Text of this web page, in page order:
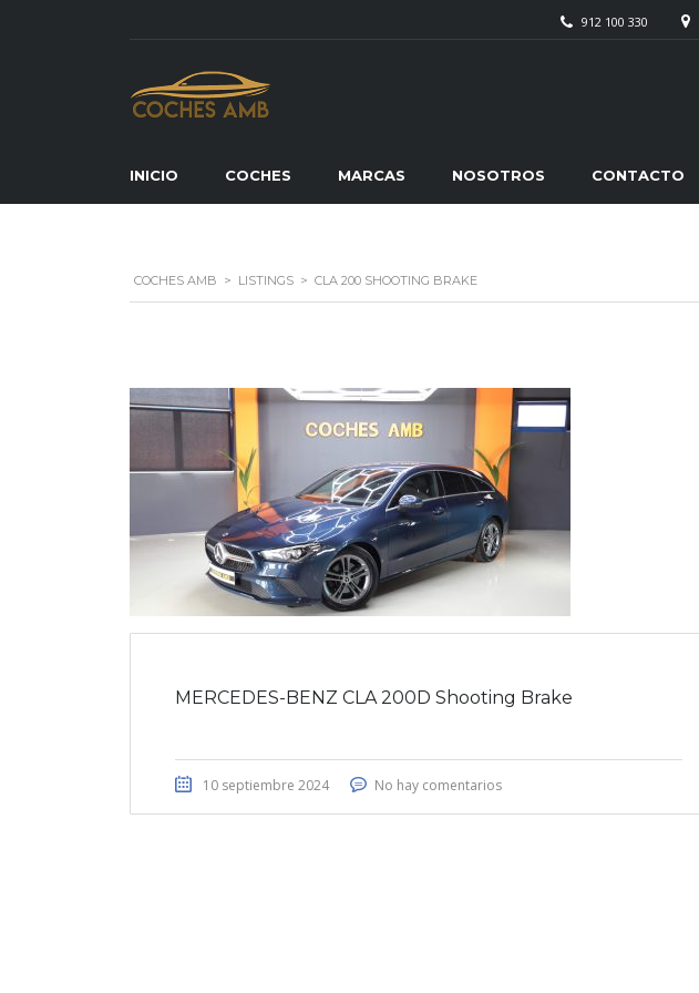
912 100 330
INICIO COCHES MARCAS NOSOTROS CONTACTO
COCHES AMB > LISTINGS > CLA 200 SHOOTING BRAKE
MERCEDES-BENZ CLA 200D Shooting Brake
10 septiembre 2024 No hay comentarios